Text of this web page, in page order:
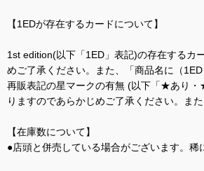
【1EDが存在するカードについて】
1st edition(以下「1ED」表記)の存在するカ
めご了承ください。また、「商品名に（
再販表記の星マークの有無 (以下「★あり
りますのであらかじめご了承ください。ま
【在庫数について】
●店頭と併売している場合がございます。稀